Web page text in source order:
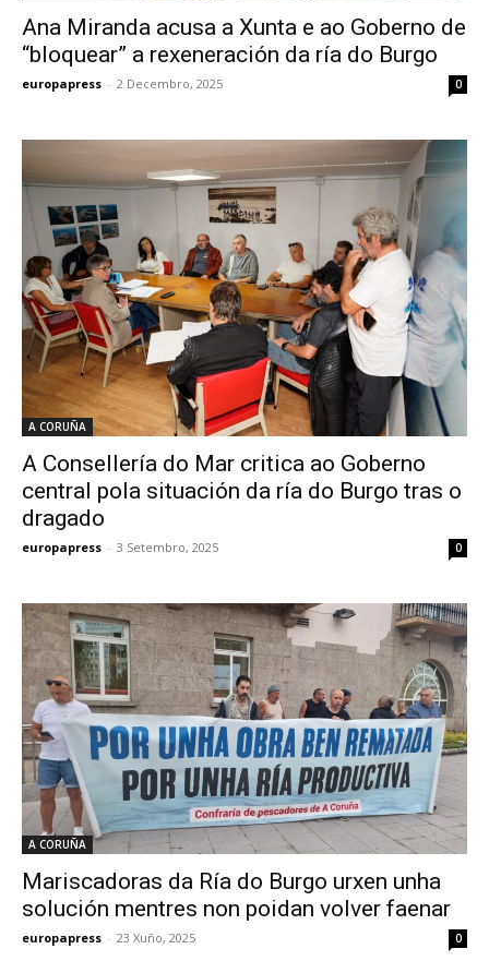
Ana Miranda acusa a Xunta e ao Goberno de
“bloquear” a rexeneración da ría do Burgo
europapress - 2 Decembro, 2025 0
A CORUÑA
A Consellería do Mar critica ao Goberno
central pola situación da ría do Burgo tras o
dragado
europapress - 3 Setembro, 2025 0
A CORUÑA
Mariscadoras da Ría do Burgo urxen unha
solución mentres non poidan volver faenar
europapress - 23 Xuño, 2025 0